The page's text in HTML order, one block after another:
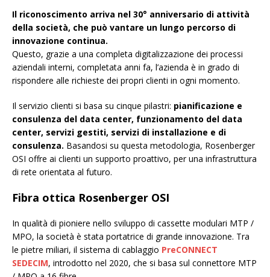
Il riconoscimento arriva nel 30° anniversario di attività
della società, che può vantare un lungo percorso di
innovazione continua.
Questo, grazie a una completa digitalizzazione dei processi
aziendali interni, completata anni fa, l’azienda è in grado di
rispondere alle richieste dei propri clienti in ogni momento.
Il servizio clienti si basa su cinque pilastri: pianificazione e
consulenza del data center, funzionamento del data
center, servizi gestiti, servizi di installazione e di
consulenza. Basandosi su questa metodologia, Rosenberger
OSI offre ai clienti un supporto proattivo, per una infrastruttura
di rete orientata al futuro.
Fibra ottica Rosenberger OSI
In qualità di pioniere nello sviluppo di cassette modulari MTP /
MPO, la società è stata portatrice di grande innovazione. Tra
le pietre miliari, il sistema di cablaggio PreCONNECT
SEDECIM, introdotto nel 2020, che si basa sul connettore MTP